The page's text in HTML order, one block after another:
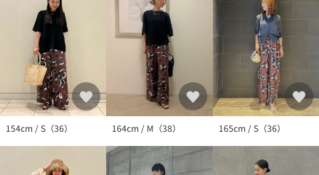
154cm / S（36） 164cm / M（38） 165cm / S（36）